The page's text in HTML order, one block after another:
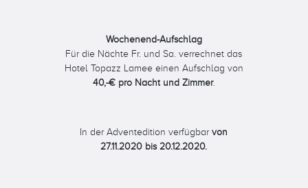
Wochenend-Aufschlag
Für die Nächte Fr. und Sa. verrechnet das
Hotel Topazz Lamee einen Aufschlag von
40,-€ pro Nacht und Zimmer.
In der Adventedition verfügbarvon
27.11.2020 bis 20.12.2020.